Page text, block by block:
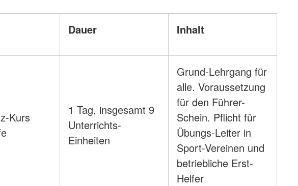
Dauer Inhalt
Kurs
1 Tag, insgesamt 9
Unterrichts-
Einheiten
Grund-Lehrgang für
alle. Voraussetzung
für den Führer-
Schein. Pflicht für
Übungs-Leiter in
Sport-Vereinen und
betriebliche Erst-
Helfer